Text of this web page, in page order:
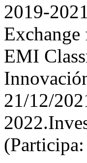
2019-
EMI
21/12/